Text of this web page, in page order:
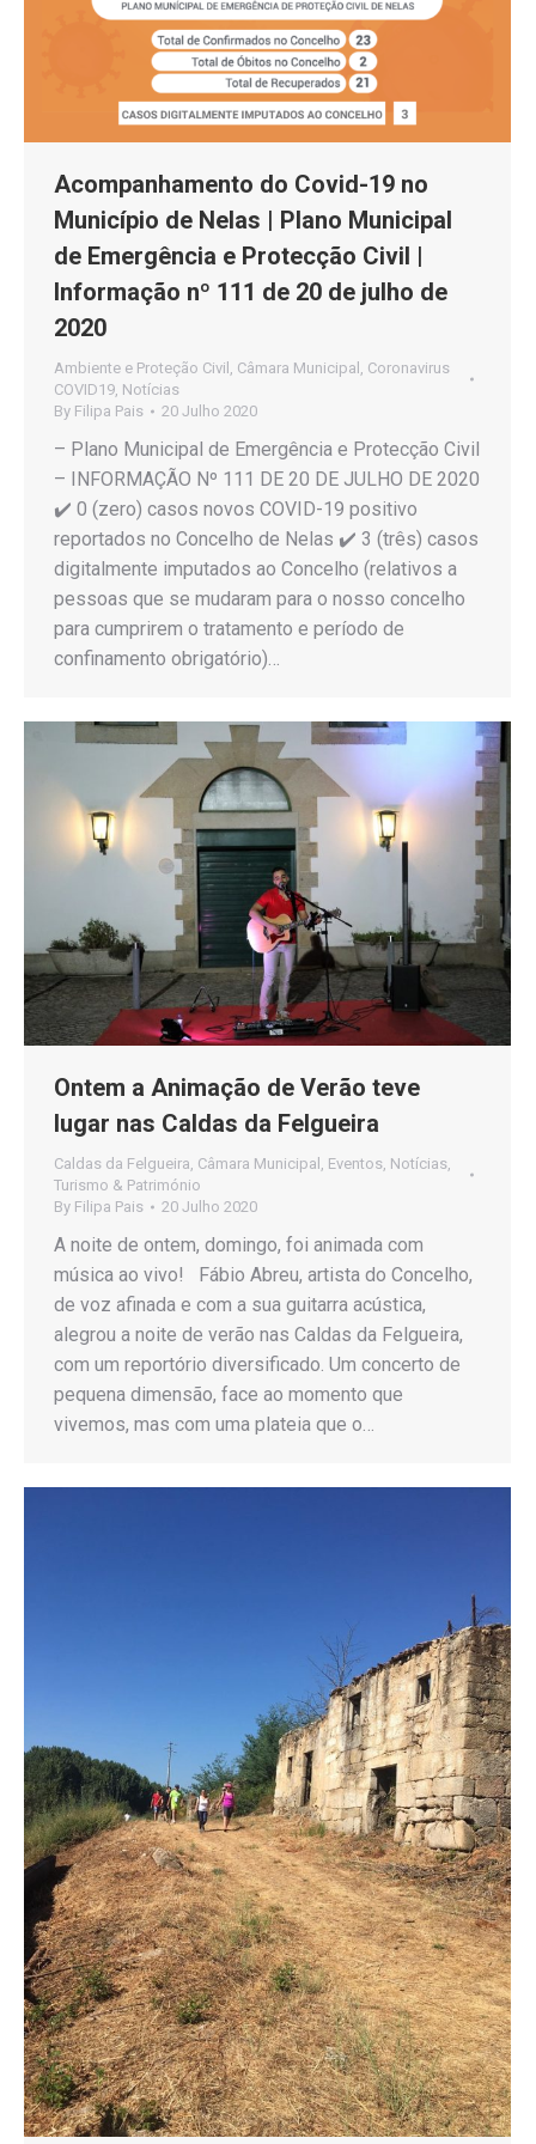
Acompanhamento do Covid-19 no
Município de Nelas | Plano Municipal
de Emergência e Protecção Civil |
Informação nº 111 de 20 de julho de
2020
Ambiente e Proteção Civil , Câmara Municipal , Coronavirus
COVID19, Notícias
By Filipa Pais 20 Julho 2020
– Plano Municipal de Emergência e Protecção Civil
– INFORMAÇÃO Nº 111 DE 20 DE JULHO DE 2020
✔️ 0 (zero) casos novos COVID-19 positivo
reportados no Concelho de Nelas ✔️ 3 (três) casos
digitalmente imputados ao Concelho (relativos a
pessoas que se mudaram para o nosso concelho
para cumprirem o tratamento e período de
confinamento obrigatório)…
Ontem a Animação de Verão teve
lugar nas Caldas da Felgueira
Caldas da Felgueira, Câmara Municipal , Eventos, Notícias,
Turismo & Património
By Filipa Pais 20 Julho 2020
A noite de ontem, domingo, foi animada com
música ao vivo! Fábio Abreu, artista do Concelho,
de voz afinada e com a sua guitarra acústica,
alegrou a noite de verão nas Caldas da Felgueira,
com um reportório diversificado. Um concerto de
pequena dimensão, face ao momento que
vivemos, mas com uma plateia que o…